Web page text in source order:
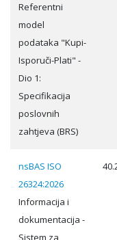
Referentni
model
podataka "Kupi-
Isporuči-Plati" -
Dio 1:
Specifikacija
poslovnih
zahtjeva (BRS)
nsBAS ISO
26324:2026
Informacija i
dokumentacija -
Sistem za